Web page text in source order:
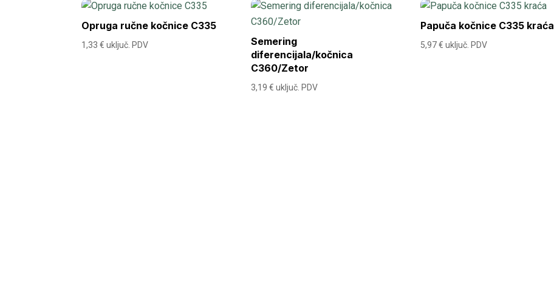
Opruga ručne kočnice C335
1,33€ uključ. PDV
Semering
diferencijala/kočnica
C360/Zetor
3,19€ uključ. PDV
Papuča kočnice C335 kraća
5,97€ uključ. PDV